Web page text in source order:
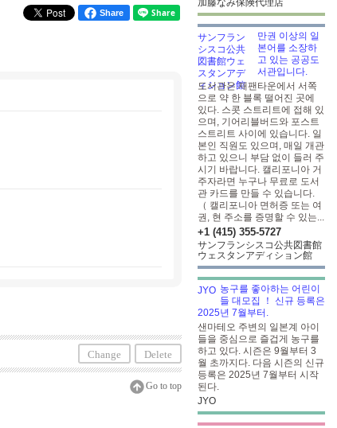
Share
Change Delete
Go to top
加藤なみ保険代理店
만권 이상의 일
본어를 소장하
고 있는 공공도
서관입니다.
도서관은 재팬타운에서 서쪽
으로 약 한 블록 떨어진 곳에
있다. 스콧 스트리트에 접해 있
으며, 기어리블버드와 포스트
스트리트 사이에 있습니다. 일
본인 직원도 있으며, 매일 개관
하고 있으니 부담 없이 들러 주
시기 바랍니다. 캘리포니아 거
주자라면 누구나 무료로 도서
관 카드를 만들 수 있습니다.
（ 캘리포니아 면허증 또는 여
권, 현 주소를 증명할 수 있는...
+1 (415) 355-5727
サンフランシスコ公共図書館
ウェスタンアディション館
농구를 좋아하는 어린이
들 대모집 ！ 신규 등록은
2025년 7월부터.
샌마테오 주변의 일본계 아이
들을 중심으로 즐겁게 농구를
하고 있다. 시즌은 9월부터 3
월 초까지다. 다음 시즌의 신규
등록은 2025년 7월부터 시작
된다.
JYO